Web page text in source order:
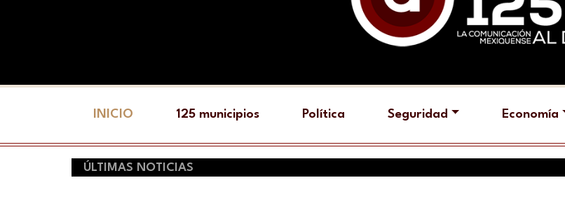
INICIO 125 municipios Política Seguridad Economía
ÚLTIMAS NOTICIAS